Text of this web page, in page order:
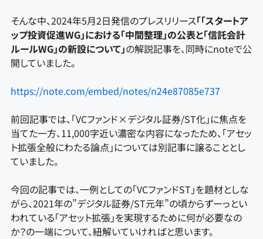
そんな中、2024年5月2日発信のプレスリリース「「スタートア
ップ投資促進WG」における「中間整理」の公表と「信託会計
ルールWG」の新設について」の解説記事を、同時にnoteで公
開していました。
https://note.com/embed/notes/n24e87085e737
前回記事では、「VCファンド×デジタル証券/ST化」に焦点を
当てた一方、11,000字近い濃密な内容になったため、「アセッ
ト拡張全般にわたる論点」については別記事に譲ることとし
ていました。
今回の記事では、一例としての「VCファンドST」を題材としな
がら、2021年の”デジタル証券/ST元年”の頃からずーっとい
われている「アセット拡張」を実現するために何が必要なの
か？の一端について、紐解いていければと思います。